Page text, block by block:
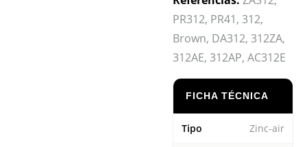
PR312, PR41, 312,
Brown, DA312, 312ZA,
312AE, 312AP, AC312E
FICHA TÉCNICA
Tipo Zinc-air